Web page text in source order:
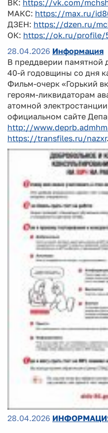
ВК: https://vk.com/
МАКС: https://max.ru/
ДЗЕН: https://dzen.ru/
ОК: https://ok.ru/profile/
28.04.2026 Информация
В преддверии памятной
40-й годовщины со дня
Фильм-очерк «Горький
героям-ликвидаторам
атомной
официальном сайте
http://
https://transfiles.ru/nazxr.
28.04.2026